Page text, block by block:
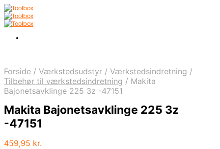
Forside / Værkstedsudstyr / Værkstedsindretning /
Tilbehør til værkstedsindretning / Makita
Bajonetsavklinge 225 3z -47151
Makita Bajonetsavklinge 225 3z
-47151
459,95 kr.